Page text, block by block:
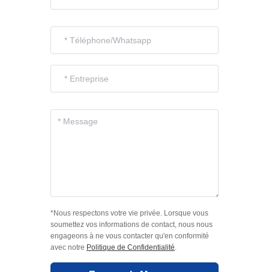
*Nous respectons votre vie privée. Lorsque vous
soumettez vos informations de contact, nous nous
engageons à ne vous contacter qu'en conformité
avec notre Politique de Confidentialité.